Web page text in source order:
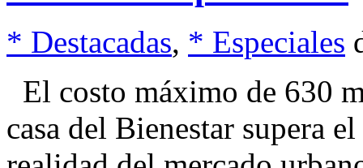
* Destacadas, * Especiales
El costo máximo de 630
casa del Bienestar supera